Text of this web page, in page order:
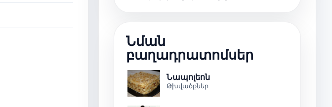
Նման
բաղադրատոմսեր
Նապոլեոն
Թխվածքներ